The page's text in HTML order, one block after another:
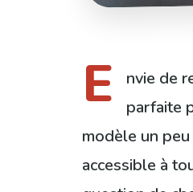
E
nvie de
parfaite
modèle un
accessible à